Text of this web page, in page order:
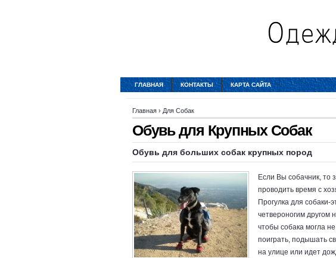
ГЛАВНАЯ КОНТАКТЫ КАРТА САЙТА
Главная › Для Собак
Обувь для Крупных Собак
Обувь для больших собак крупных пород
Если Вы собачник, то
проводить время с
Прогулка для собаки-
четвероногим другом
чтобы собака могла
поиграть, подышать
на улице или идет